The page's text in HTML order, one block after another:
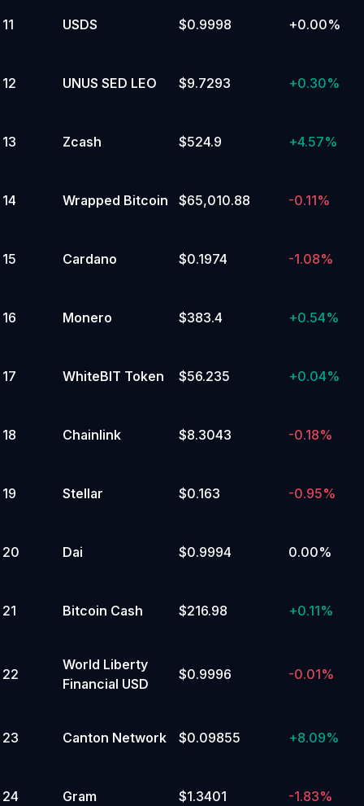
11 USDS $0.9998 +0.00%
12 UNUS SED LEO $9.7293 +0.30%
13 Zcash $524.9 +4.57%
14 Wrapped Bitcoin $65,010.88 -0.11%
15 Cardano $0.1974 -1.08%
16 Monero $383.4 +0.54%
17 WhiteBIT Token $56.235 +0.04%
18 Chainlink $8.3043 -0.18%
19 Stellar $0.163 -0.95%
20 Dai $0.9994 0.00%
21 Bitcoin Cash $216.98 +0.11%
22
World Liberty
Financial USD
$0.9996 -0.01%
23 Canton Network $0.09855 +8.09%
24 Gram $1.3401 -1.83%